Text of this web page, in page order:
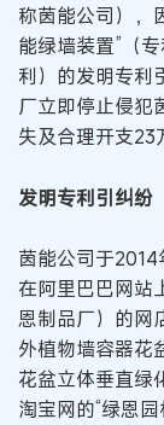
称茵能公司），
能绿墙装置”（
利）的发明专利
厂立即停止侵犯
失及合理开支23
发明专利引纠纷
茵能公司于
在阿里巴巴网站
恩制品厂）的网
外植物墙容器花
花盆立体垂直绿
淘宝网的“绿恩